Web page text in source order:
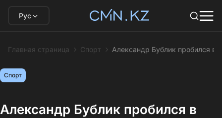
Рус
Главная страница Спорт Александр Бублик пробился в
Спорт
Александр Бублик пробился в